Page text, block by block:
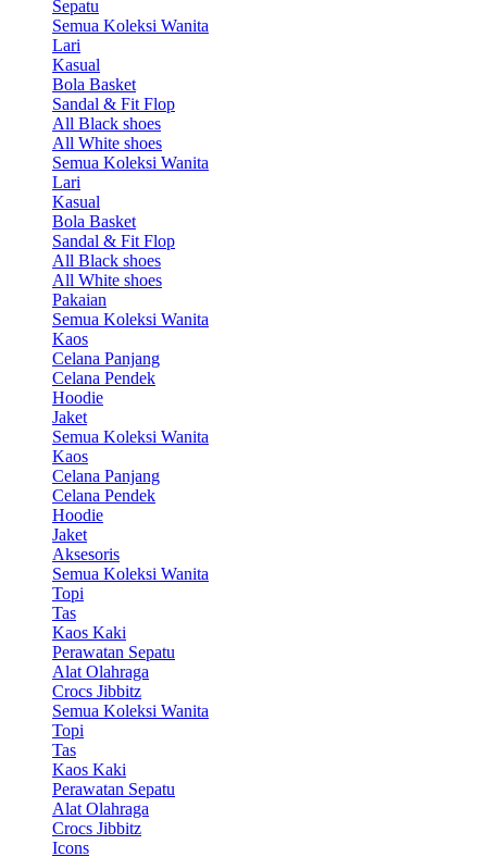
Sepatu
Semua Koleksi Wanita
Lari
Kasual
Bola Basket
Sandal & Fit Flop
All Black shoes
All White shoes
Semua Koleksi Wanita
Lari
Kasual
Bola Basket
Sandal & Fit Flop
All Black shoes
All White shoes
Pakaian
Semua Koleksi Wanita
Kaos
Celana Panjang
Celana Pendek
Hoodie
Jaket
Semua Koleksi Wanita
Kaos
Celana Panjang
Celana Pendek
Hoodie
Jaket
Aksesoris
Semua Koleksi Wanita
Topi
Tas
Kaos Kaki
Perawatan Sepatu
Alat Olahraga
Crocs Jibbitz
Semua Koleksi Wanita
Topi
Tas
Kaos Kaki
Perawatan Sepatu
Alat Olahraga
Crocs Jibbitz
Icons